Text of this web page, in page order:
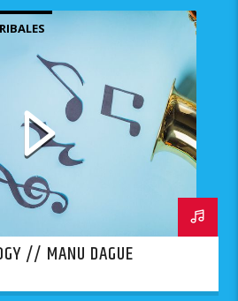
// MANU DAGUE